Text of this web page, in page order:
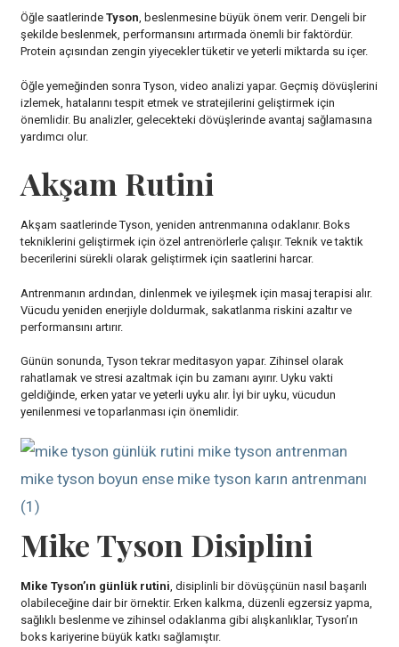
Öğle saatlerindeTyson, beslenmesine büyük önem verir. Dengeli bir
şekilde beslenmek, performansını artırmada önemli bir faktördür.
Protein açısından zengin yiyecekler tüketir ve yeterli miktarda su içer.
Öğle yemeğinden sonra Tyson, video analizi yapar. Geçmiş dövüşlerini
izlemek, hatalarını tespit etmek ve stratejilerini geliştirmek için
önemlidir. Bu analizler, gelecekteki dövüşlerinde avantaj sağlamasına
yardımcı olur.
Akşam Rutini
Akşam saatlerinde Tyson, yeniden antrenmanına odaklanır. Boks
tekniklerini geliştirmek için özel antrenörlerle çalışır. Teknik ve taktik
becerilerini sürekli olarak geliştirmek için saatlerini harcar.
Antrenmanın ardından, dinlenmek ve iyileşmek için masaj terapisi alır.
Vücudu yeniden enerjiyle doldurmak, sakatlanma riskini azaltır ve
performansını artırır.
Günün sonunda, Tyson tekrar meditasyon yapar. Zihinsel olarak
rahatlamak ve stresi azaltmak için bu zamanı ayırır. Uyku vakti
geldiğinde, erken yatar ve yeterli uyku alır. İyi bir uyku, vücudun
yenilenmesi ve toparlanması için önemlidir.
Mike Tyson Disiplini
Mike Tyson’ın günlük rutini , disiplinli bir dövüşçünün nasıl başarılı
olabileceğine dair bir örnektir. Erken kalkma, düzenli egzersiz yapma,
sağlıklı beslenme ve zihinsel odaklanma gibi alışkanlıklar, Tyson’ın
boks kariyerine büyük katkı sağlamıştır.